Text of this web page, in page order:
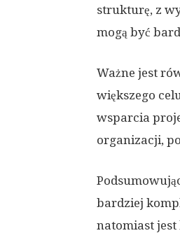
strukturę, z
mogą być
Ważne jest
większego
wsparcia
organizacji,
bardziej
natomiast jest